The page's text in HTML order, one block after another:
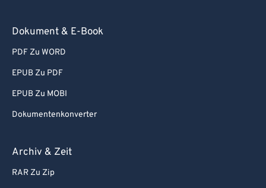
Dokument & E-Book
PDF Zu WORD
EPUB Zu PDF
EPUB Zu MOBI
Dokumentenkonverter
Archiv & Zeit
RAR Zu Zip